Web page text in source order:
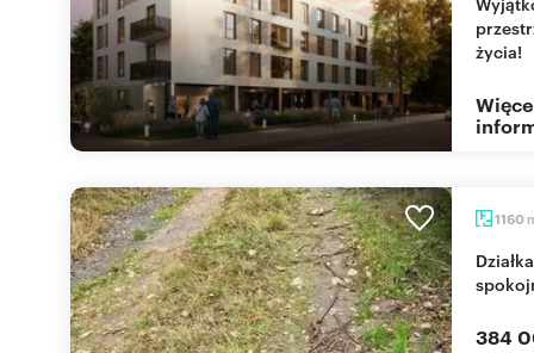
życia!
1160
Działka budowlana 1160 m² w Chylicach, media,
384